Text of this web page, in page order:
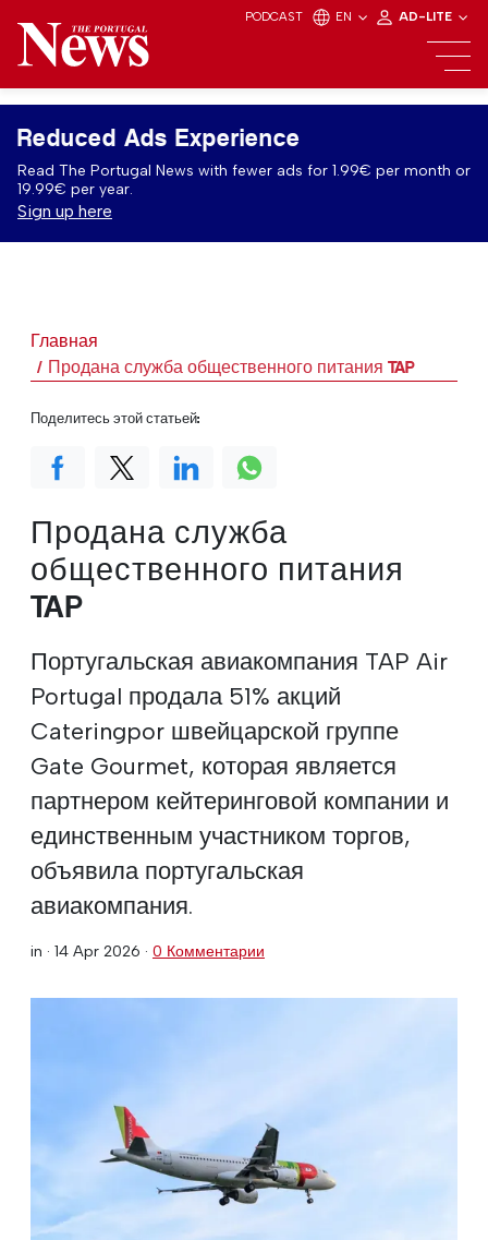
PODCAST EN AD-LITE
Reduced Ads Experience
Read The Portugal News with fewer ads for 1.99€ per month or
19.99€ per year.
Sign up here
Главная
Продана служба общественного питания TAP
Продана служба
общественного питания
TAP
Португальская авиакомпания TAP Air
Portugal продала 51% акций
Cateringpor швейцарской группе
Gate Gourmet, которая является
партнером кейтеринговой компании и
единственным участником торгов,
объявила португальская
авиакомпания.
in · 14 Apr 2026 · 0 Комментарии
Поделитесь этой статьей: